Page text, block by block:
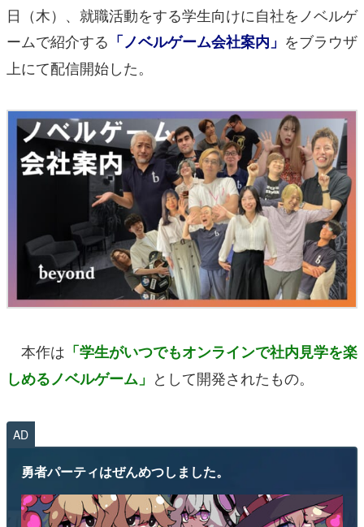
アプリレビュー
その他
運営：株式会社マレ
日（木）、就職活動をする学生向けに自社をノベルゲ
ームで紹介する 「ノベルゲーム会社案内」 をブラウザ
上にて配信開始した。
本作は 「学生がいつでもオンラインで社内見学を楽
しめるノベルゲーム」 として開発されたもの。
AD
勇者パーティはぜんめつしました。